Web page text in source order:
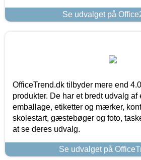
Se udvalget på
OfficeTrend.dk tilbyder mere end
produkter. De har et bredt udvalg af
emballage, etiketter og mærker,
skolestart, gæstebøger og foto,
at se deres udvalg.
Se udvalget på